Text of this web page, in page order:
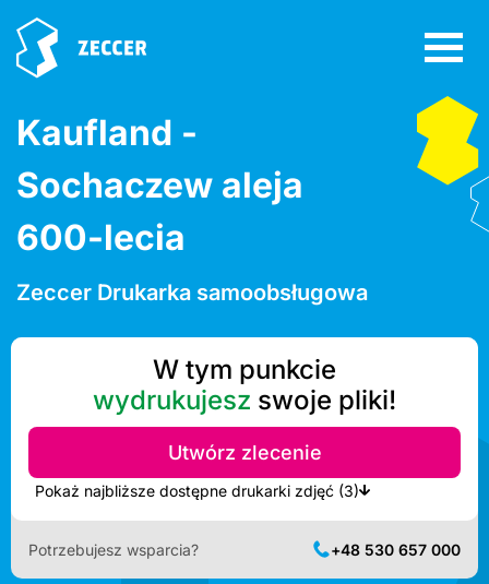
Kaufland -
Sochaczew aleja
600-lecia
Zeccer Drukarka samoobsługowa
W tym punkcie
wydrukujesz swoje pliki!
Utwórz zlecenie
Pokaż najbliższe dostępne drukarki zdjęć (3)
Potrzebujesz wsparcia? +48 530 657 000